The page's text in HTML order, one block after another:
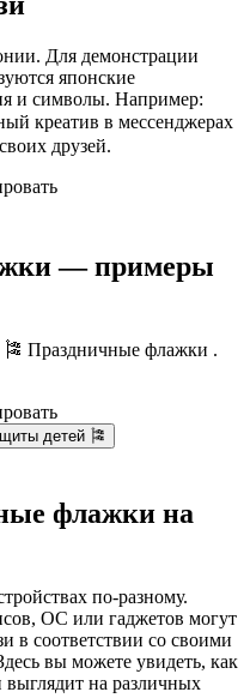
Для демонстрации
японские
и символы. Например:
креатив в мессенджерах
друзей.
— примеры
Праздничные флажки .
детей 🎏
флажки на
по-разному.
ОС или гаджетов могут
в соответствии со своими
вы можете увидеть, как
на различных